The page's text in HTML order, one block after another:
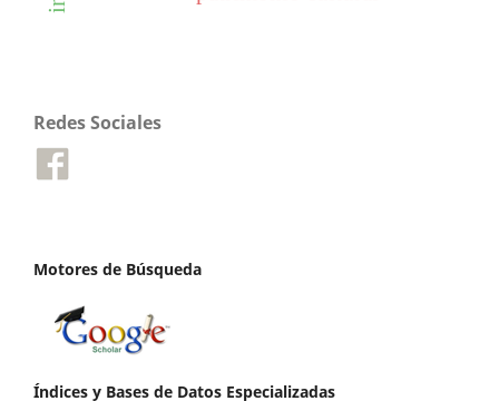
Redes Sociales
Motores de Búsqueda
Índices y Bases de Datos Especializadas